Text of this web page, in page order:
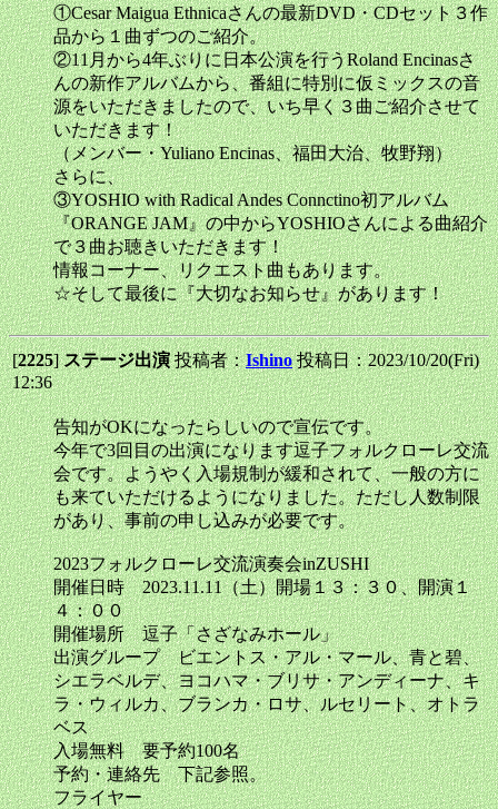
①Cesar Maigua Ethnicaさんの最新DVD・CDセット３作
品から１曲ずつのご紹介。
②11月から4年ぶりに日本公演を行うRoland Encinasさ
んの新作アルバムから、番組に特別に仮ミックスの音
源をいただきましたので、いち早く３曲ご紹介させて
いただきます！
（メンバー・Yuliano Encinas、福田大治、牧野翔）
さらに、
③YOSHIO with Radical Andes Connctino初アルバム
『ORANGE JAM』の中からYOSHIOさんによる曲紹介
で３曲お聴きいただきます！
情報コーナー、リクエスト曲もあります。
☆そして最後に『大切なお知らせ』があります！
[2225]ステージ出演投稿者：Ishino 投稿日：2023/10/20(Fri)
12:36
告知がOKになったらしいので宣伝です。
今年で3回目の出演になります逗子フォルクローレ交流
会です。ようやく入場規制が緩和されて、一般の方に
も来ていただけるようになりました。ただし人数制限
があり、事前の申し込みが必要です。
2023フォルクローレ交流演奏会inZUSHI
開催日時 2023.11.11（土）開場１３：３０、開演１
４：００
開催場所 逗子「さざなみホール」
出演グループ ビエントス・アル・マール、青と碧、
シエラベルデ、ヨコハマ・ブリサ・アンディーナ、キ
ラ・ウィルカ、ブランカ・ロサ、ルセリート、オトラ
ベス
入場無料 要予約100名
予約・連絡先 下記参照。
フライヤー